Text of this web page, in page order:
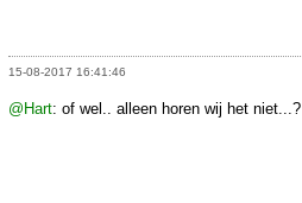
15-08-2017 16:41:46
@Hart: of wel.. alleen horen wij het niet...?